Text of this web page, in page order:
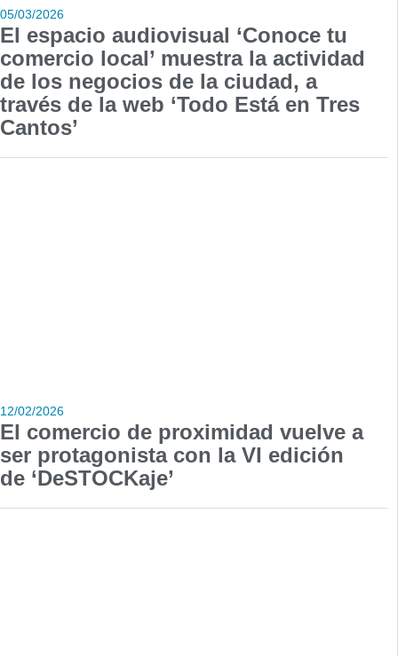
05/03/2026
El espacio audiovisual ‘Conoce tu
comercio local’ muestra la actividad
de los negocios de la ciudad, a
través de la web ‘Todo Está en Tres
Cantos’
12/02/2026
El comercio de proximidad vuelve a
ser protagonista con la VI edición
de ‘DeSTOCKaje’